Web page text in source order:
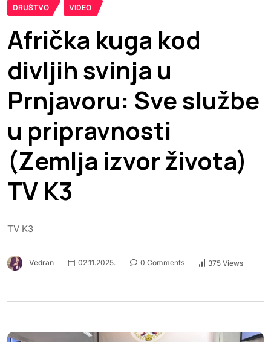
DRUŠTVO VIDEO
Afrička kuga kod
divljih svinja u
Prnjavoru: Sve službe
u pripravnosti
(Zemlja izvor života)
TV K3
TV K3
Vedran 02.11.2025. 0 Comments 375 Views